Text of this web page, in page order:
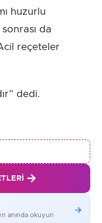
huzurlu
da
reçeteler
dedi.
anında okuyun